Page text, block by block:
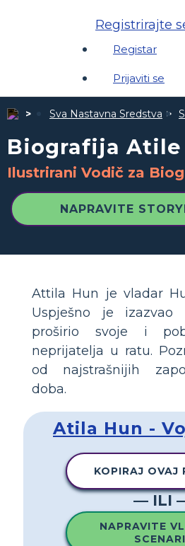
Registrirajte
Registar
Prijaviti se
Sva Nastavna Sredstva
Biografija Atile
Ilustrirani Vodič za
NAPRAVITE
Attila Hun je vladar
Uspješno je izazvao
proširio svoje i
neprijatelja u ratu.
od najstrašnijih
doba.
Atila Hun -
KOPIRAJ OVAJ
— ILI
NAPRAVITE